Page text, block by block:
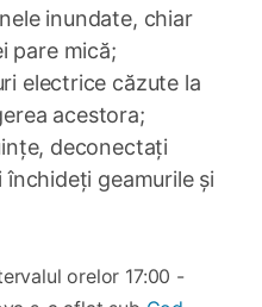
inundate, chiar
pare mică;
electrice căzute la
acestora;
deconectați
geamurile și
orelor 17:00 -